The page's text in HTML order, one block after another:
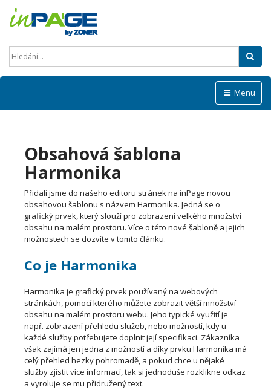
Menu
Obsahová šablona
Harmonika
Přidali jsme do našeho editoru stránek na inPage novou
obsahovou šablonu s názvem Harmonika. Jedná se o
grafický prvek, který slouží pro zobrazení velkého množství
obsahu na malém prostoru. Více o této nové šabloně a jejich
možnostech se dozvíte v tomto článku.
Co je Harmonika
Harmonika je grafický prvek používaný na webových
stránkách, pomocí kterého můžete zobrazit větší množství
obsahu na malém prostoru webu. Jeho typické využití je
např. zobrazení přehledu služeb, nebo možností, kdy u
každé služby potřebujete doplnit její specifikaci. Zákazníka
však zajímá jen jedna z možností a díky prvku Harmonika má
celý přehled hezky pohromadě, a pokud chce u nějaké
služby zjistit více informací, tak si jednoduše rozklikne odkaz
a vyroluje se mu přidružený text.